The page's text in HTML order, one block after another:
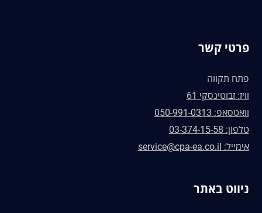
פרטי קשר
פתח תקווה
וויז: זבוטינסקי 61
וואטסאפ: 050-991-0313
טלפון: 03-374-15-58
אימייל: service@cpa-ea.co.il
ניווט באתר